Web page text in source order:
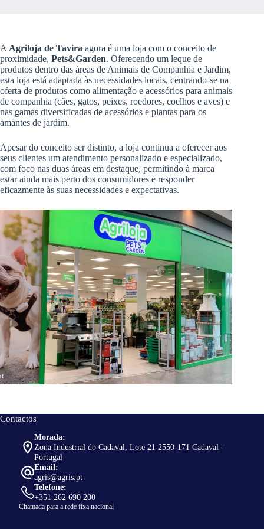
A Agriloja de Tavira agora é uma loja com o conceito de
proximidade, Pets&Garden. Oferecendo um leque de
produtos dentro das áreas de Animais de Companhia e Jardim,
esta loja está adaptada às necessidades locais, centrando-se na
oferta de produtos como alimentação e acessórios para animais
de companhia (cães, gatos, peixes, roedores, coelhos e aves) e
nas gamas diversificadas de acessórios e plantas para os
amantes de jardim.
Apesar do conceito ser distinto, a loja continua a oferecer aos
seus clientes um atendimento personalizado e especializado,
com foco nas duas áreas em destaque, permitindo à marca
estar ainda mais perto dos consumidores e responder
eficazmente às suas necessidades e expectativas.
Contactos
Morada:
Zona Industrial do Cadaval, Lote 21 2550-171 Cadaval -
Portugal
Email:
agris@agris.pt
Telefone:
+351 262 690 200
Chamada para a rede fixa nacional